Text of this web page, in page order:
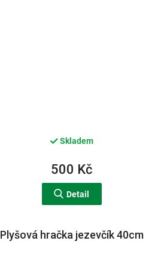
Skladem
500 Kč
Detail
Plyšová hračka jezevčík 40cm